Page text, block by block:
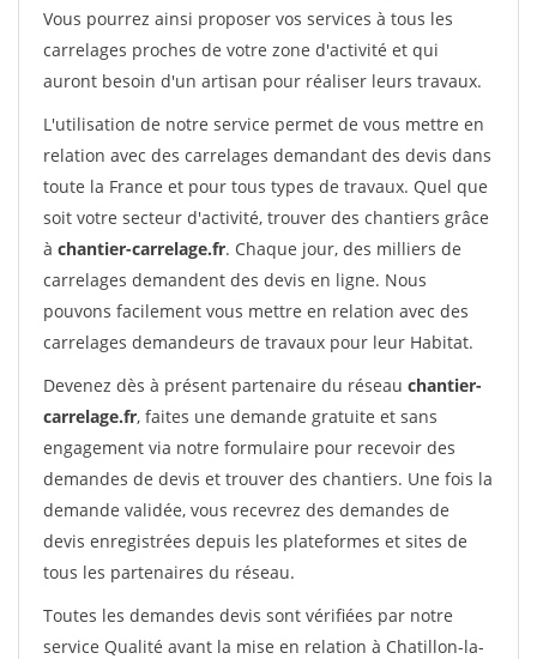
Vous pourrez ainsi proposer vos services à tous les
carrelages proches de votre zone d'activité et qui
auront besoin d'un artisan pour réaliser leurs travaux.
L'utilisation de notre service permet de vous mettre en
relation avec des carrelages demandant des devis dans
toute la France et pour tous types de travaux. Quel que
soit votre secteur d'activité, trouver des chantiers grâce
à chantier-carrelage.fr. Chaque jour, des milliers de
carrelages demandent des devis en ligne. Nous
pouvons facilement vous mettre en relation avec des
carrelages demandeurs de travaux pour leur Habitat.
Devenez dès à présent partenaire du réseau chantier-
carrelage.fr, faites une demande gratuite et sans
engagement via notre formulaire pour recevoir des
demandes de devis et trouver des chantiers. Une fois la
demande validée, vous recevrez des demandes de
devis enregistrées depuis les plateformes et sites de
tous les partenaires du réseau.
Toutes les demandes devis sont vérifiées par notre
service Qualité avant la mise en relation à Chatillon-la-